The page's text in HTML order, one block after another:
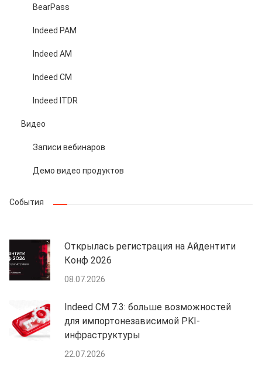
BearPass
Indeed PAM
Indeed AM
Indeed CM
Indeed ITDR
Видео
Записи вебинаров
Демо видео продуктов
События
Открылась регистрация на Айдентити
Конф 2026
08.07.2026
Indeed CM 7.3: больше возможностей
для импортонезависимой PKI-
инфраструктуры
22.07.2026